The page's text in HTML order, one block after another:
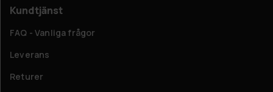
Kundtjänst
FAQ - Vanliga frågor
Leverans
Returer